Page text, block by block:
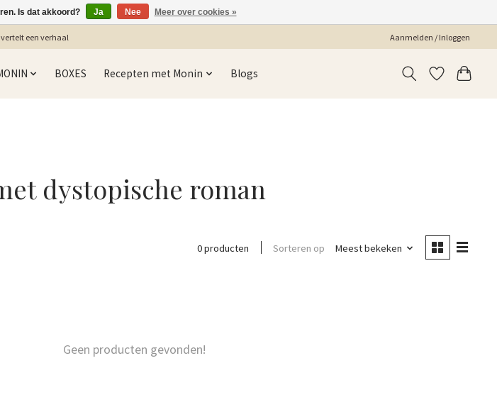
vertelt een verhaal Aanmelden / Inloggen
BOXES Recepten met Monin Blogs
dystopische roman
0 producten Sorteren op Meest bekeken
Geen producten gevonden!
Is dat akkoord? Ja Nee Meer over cookies »